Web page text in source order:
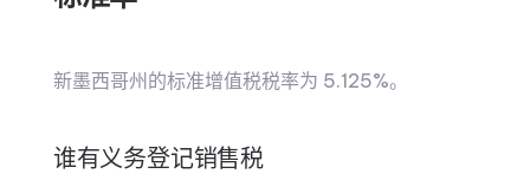
新墨西哥州的标准增值税税率为 5.125%。
谁有义务登记销售税